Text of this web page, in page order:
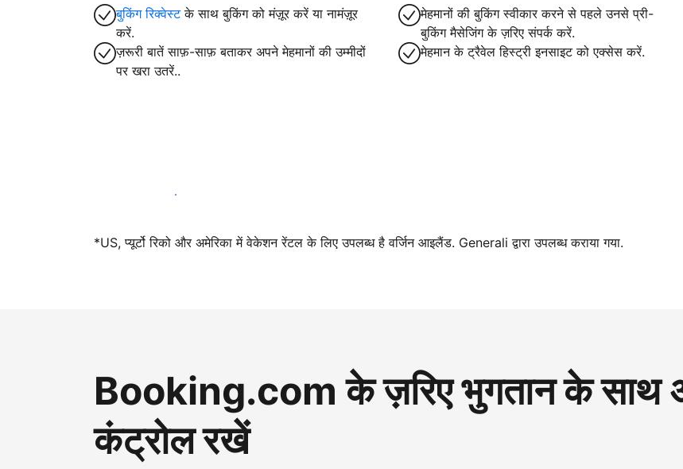
बुकिंग रिक्वेस्टके साथ बुकिंग को मंज़ूर करें या नामंज़ूर
करें.
ज़रूरी बातें साफ़-साफ़ बताकर अपने मेहमानों की उम्मीदों
पर खरा उतरें..
मेहमानों की बुकिंग स्वीकार करने से पहले उनसे प्री-
बुकिंग मैसेजिंग के ज़रिए संपर्क करें.
मेहमान के ट्रैवेल हिस्ट्री इनसाइट को एक्सेस करें.
आज ही हमारे साथ मेजबानी करें
*US, प्यूर्टो रिको और अमेरिका में वेकेशन रेंटल के लिए उपलब्ध है वर्जिन आइलैंड. Generali द्वारा उपलब्ध कराया गया.
Booking.com के ज़रिए भुगतान के साथ
कंट्रोल रखें